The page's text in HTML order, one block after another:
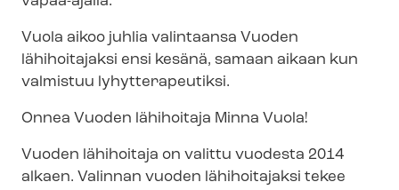
Vuola aikoo juhlia valintaansa Vuoden
lähihoitajaksi ensi kesänä, samaan aikaan kun
valmistuu lyhytterapeutiksi.
Onnea Vuoden lähihoitaja Minna Vuola!
Vuoden lähihoitaja on valittu vuodesta 2014
alkaen. Valinnan vuoden lähihoitajaksi tekee